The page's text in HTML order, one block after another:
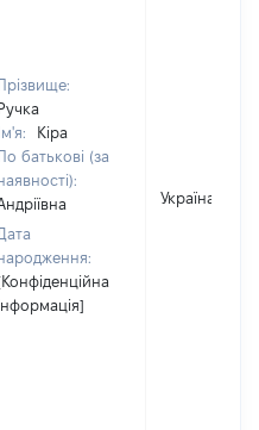
Прізвище:
Ручка
Ім'я:
Кіра
По батькові (за
Україна